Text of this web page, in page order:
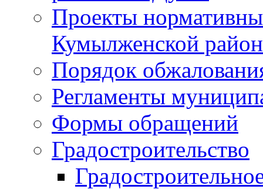
Проекты
Кумылженской
Порядок
Регламенты
Формы обращений
Градостроительство